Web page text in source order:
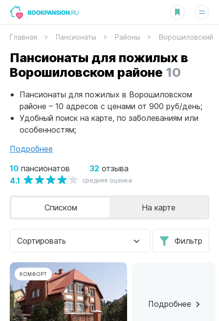
Главная Пансионаты Районы Ворошиловский
Пансионаты для пожилых в
Ворошиловском районе 10
Пансионаты для пожилых в Ворошиловском
районе – 10 адресов с ценами от 900 руб/день;
Удобный поиск на карте, по заболеваниям или
особенностям;
Подробнее
10 пансионатов 32 отзыва
4.1 средняя оценка
Сортировать Фильтр
Списком На карте
КОМФОРТ
Подробнее